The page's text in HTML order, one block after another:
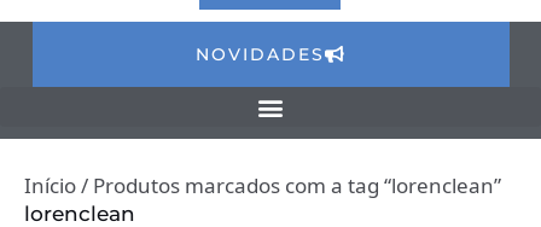
NOVIDADES
Início/ Produtos marcados com a tag “lorenclean”
lorenclean